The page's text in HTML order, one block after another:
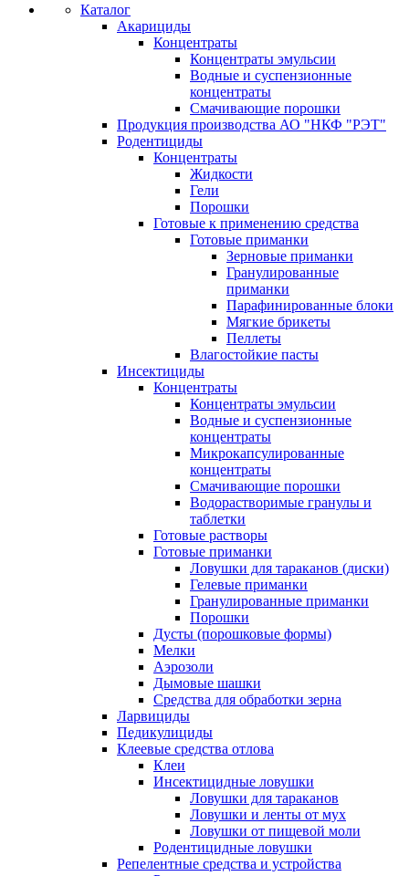
Каталог
Акарициды
Концентраты
Концентраты эмульсии
Водные и суспензионные
концентраты
Смачивающие порошки
Продукция производства АО "НКФ "РЭТ"
Родентициды
Концентраты
Жидкости
Гели
Порошки
Готовые к применению средства
Готовые приманки
Зерновые приманки
Гранулированные
приманки
Парафинированные блоки
Мягкие брикеты
Пеллеты
Влагостойкие пасты
Инсектициды
Концентраты
Концентраты эмульсии
Водные и суспензионные
концентраты
Микрокапсулированные
концентраты
Смачивающие порошки
Водорастворимые гранулы и
таблетки
Готовые растворы
Готовые приманки
Ловушки для тараканов (диски)
Гелевые приманки
Гранулированные приманки
Порошки
Дусты (порошковые формы)
Мелки
Аэрозоли
Дымовые шашки
Средства для обработки зерна
Ларвициды
Педикулициды
Клеевые средства отлова
Клеи
Инсектицидные ловушки
Ловушки для тараканов
Ловушки и ленты от мух
Ловушки от пищевой моли
Родентицидные ловушки
Репелентные средства и устройства